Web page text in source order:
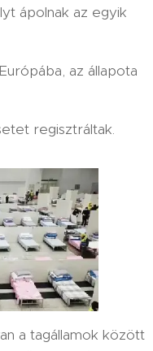
ápolnak az egyik
az állapota
regisztráltak.
a tagállamok között